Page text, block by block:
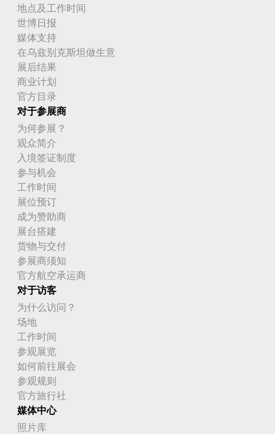
地点及工作时间
世博日报
媒体支持
在乌兹别克斯坦做生意
展后结果
商业计划
官方目录
对于参展商
为何参展？
观众简介
入境签证制度
参与机会
工作时间
展位预订
成为赞助商
展台搭建
货物与交付
参展商须知
官方航空承运商
对于访客
为什么访问？
场地
工作时间
参观展览
如何前往展会
参观规则
官方旅行社
媒体中心
照片库